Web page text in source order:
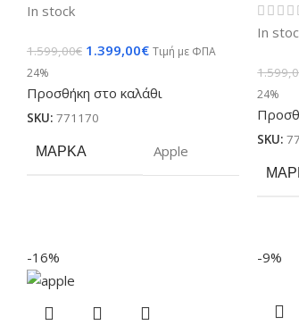
In stock
1.599,00€ 1.399,00€ Τιμή με ΦΠΑ
24%
Προσθήκη στο καλάθι
SKU: 771170
ΜΆΡΚΑ Apple
In
24%
SKU:
-16% -9%